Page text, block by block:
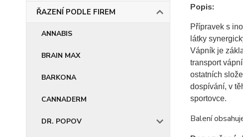
ŘAZENÍ PODLE FIREM
ANNABIS
BRAIN MAX
BARKONA
CANNADERM
DR. POPOV
Popis:
Přípravek s
látky
Vápník je
transport
ostatních
dospívání, v
sportovce.
Balení